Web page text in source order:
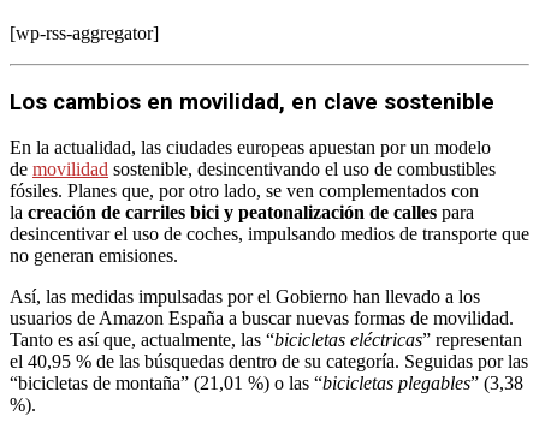
[wp-rss-aggregator]
Los cambios en movilidad, en clave sostenible
En la actualidad, las ciudades europeas apuestan por un modelo
de movilidad sostenible, desincentivando el uso de combustibles
fósiles. Planes que, por otro lado, se ven complementados con
la creación de carriles bici y peatonalización de calles para
desincentivar el uso de coches, impulsando medios de transporte que
no generan emisiones.
Así, las medidas impulsadas por el Gobierno han llevado a los
usuarios de Amazon España a buscar nuevas formas de movilidad.
Tanto es así que, actualmente, las “bicicletas eléctricas” representan
el 40,95 % de las búsquedas dentro de su categoría. Seguidas por las
“bicicletas de montaña” (21,01 %) o las “bicicletas plegables” (3,38
%).